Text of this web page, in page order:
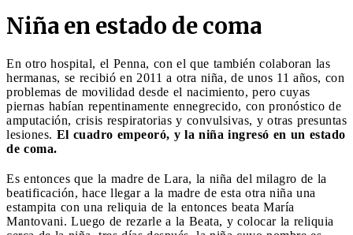
Niña en estado de coma
En otro hospital, el Penna, con el que también colaboran las
hermanas, se recibió en 2011 a otra niña, de unos 11 años, con
problemas de movilidad desde el nacimiento, pero cuyas
piernas habían repentinamente ennegrecido, con pronóstico de
amputación, crisis respiratorias y convulsivas, y otras presuntas
lesiones. El cuadro empeoró, y la niña ingresó en un estado
de coma.
Es entonces que la madre de Lara, la niña del milagro de la
beatificación, hace llegar a la madre de esta otra niña una
estampita con una reliquia de la entonces beata María
Mantovani. Luego de rezarle a la Beata, y colocar la reliquia